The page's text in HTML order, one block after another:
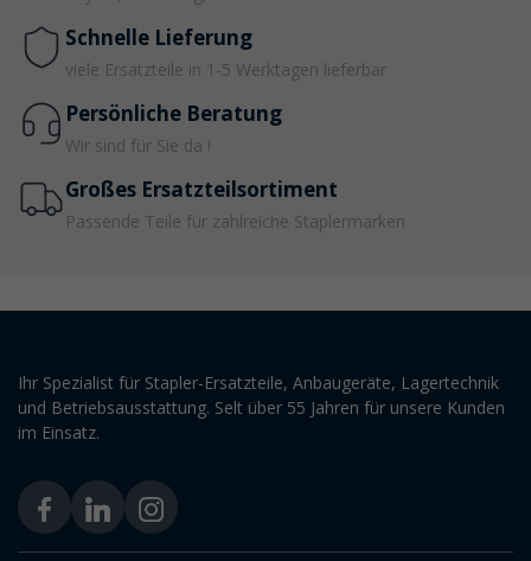
Schnelle Lieferung
viele Ersatzteile in 1-5 Werktagen lieferbar
Persönliche Beratung
Wir sind für Sie da !
Großes Ersatzteilsortiment
Passende Teile für zahlreiche Staplermarken
Ihr Spezialist für Stapler-Ersatzteile, Anbaugeräte, Lagertechnik
und Betriebsausstattung. Selt über 55 Jahren für unsere Kunden
im Einsatz.